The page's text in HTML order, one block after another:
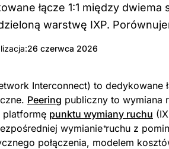
łącze 1:1 między
warstwę IXP.
26 czerwca 2026
Interconnect) to dedykowane
Peering publiczny to wymiana
platformę punktu wymiany ruchu
wymianie ruchu z
połączenia, modelem